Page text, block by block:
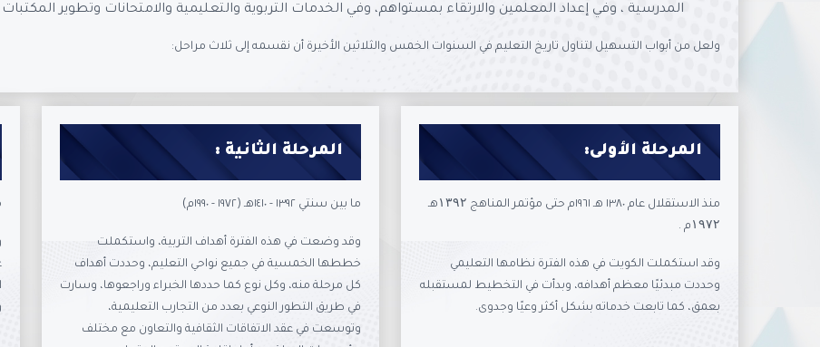
المدرسية ، وفي إعداد المعلمين والارتقاء بمستواهم، وفي الخدمات التربوية والتعليمية والامتحانات وتطوير
ولعل من أبواب التسهيل لتناول تاريخ التعليم في السنوات الخمس والثلاثين الأخيرة أن نقسمه إلى ثلاث مراحل:
المرحلة الأولى:
منذ الاستقلال عام ١٣٨٠ هـ ١٩٦١م حتى مؤتمر المناهج ۱۳۹۲هـ
۱۹۷۲م .
وقد استكملت الكويت في هذه الفترة نظامها التعليمي
وحددت مبدئيًا معظم أهدافه، وبدأت في التخطيط لمستقبله
بعمق، كما تابعت خدماته بشكل أكثر وعيًا وجدوى.
المرحلة الثانية :
ما بين سنتي ١٣٩٢ - ١٤١٠هـ (١٩٧٢ - ١٩٩٠م)
وقد وضعت في هذه الفترة أهداف التربية، واستكملت
خططها الخمسية في جميع نواحي التعليم، وحددت أهداف
كل مرحلة منه، وكل نوع كما حددها الخبراء وراجعوها، وسارت
في طريق التطور النوعي بعدد من التجارب التعليمية،
وتوسعت في عقد الاتفاقات الثقافية والتعاون مع مختلف